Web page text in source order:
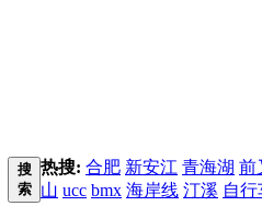
搜
索
热搜: 合肥 新安江 青海湖 前
山 ucc bmx 海岸线 汀溪 自